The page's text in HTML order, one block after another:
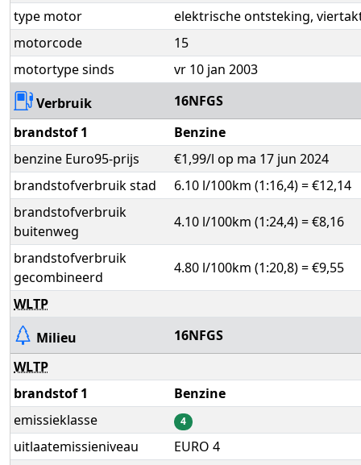
type motor
elektrische ontsteking,
motorcode
15
motortype sinds
vr 10 jan 2003
Verbruik
16NFGS
brandstof 1
Benzine
benzine Euro95-prijs
€1,99/l op ma 17 jun 2024
brandstofverbruik stad
6.10 l/100km (1:16,4) = €12,14
brandstofverbruik
buitenweg
4.10 l/100km (1:24,4) = €8,16
brandstofverbruik
gecombineerd
4.80 l/100km (1:20,8) = €9,55
WLTP
Milieu
16NFGS
WLTP
brandstof 1
Benzine
emissieklasse
4
uitlaatemissieniveau
EURO 4